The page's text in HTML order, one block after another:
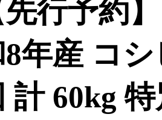
先行予約
年産 コ
計 60kg